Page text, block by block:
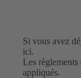
Si vous avez
ici.
Les
appliqués.